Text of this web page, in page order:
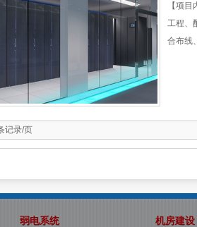
【项
工程、
合布线
记录/页
弱电系统 机房建设